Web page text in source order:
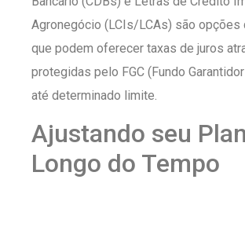
Agronegócio (LCIs/LCAs) são opções
que podem oferecer taxas de juros
protegidas pelo FGC (Fundo
até determinado limite.
Ajustando seu
Longo do Tempo